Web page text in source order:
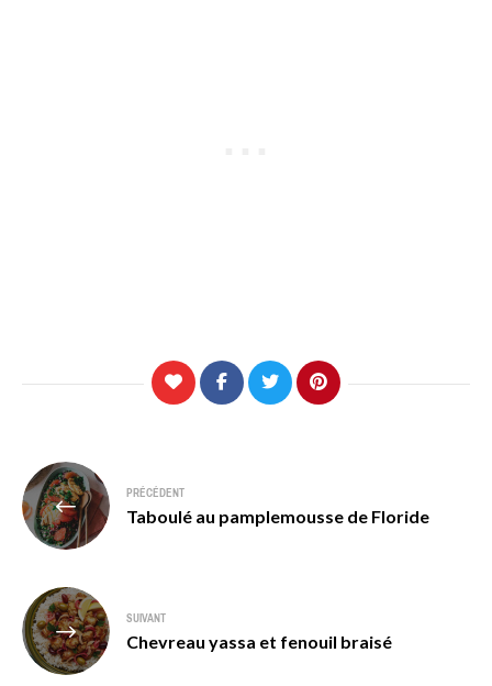
Navigation
de
l’article
PRÉCÉDENT
Taboulé au pamplemousse de Floride
SUIVANT
Chevreau yassa et fenouil braisé